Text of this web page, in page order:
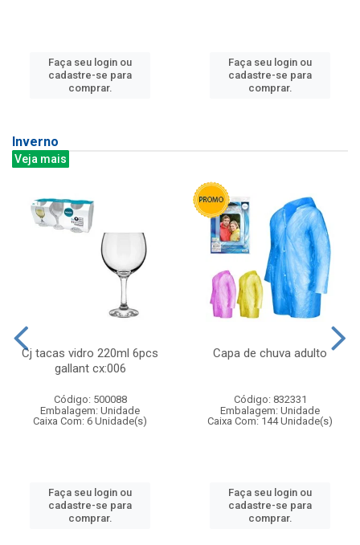
Faça seu login ou
cadastre-se para
comprar.
Faça seu login ou
cadastre-se para
comprar.
Inverno
Veja mais
Cj tacas vidro 220ml 6pcs
gallant cx:006
Código: 500088
Embalagem: Unidade
Caixa Com: 6 Unidade(s)
Faça seu login ou
cadastre-se para
comprar.
Capa de chuva adulto
Código: 832331
Embalagem: Unidade
Caixa Com: 144 Unidade(s)
Faça seu login ou
cadastre-se para
comprar.